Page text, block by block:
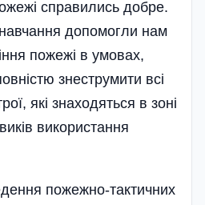
справились добре.
допомогли нам
пожежі в умовах,
знеструмити всі
які знаходяться в зоні
використання
пожежно-тактичних